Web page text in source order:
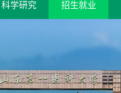
科学研究 招生就业